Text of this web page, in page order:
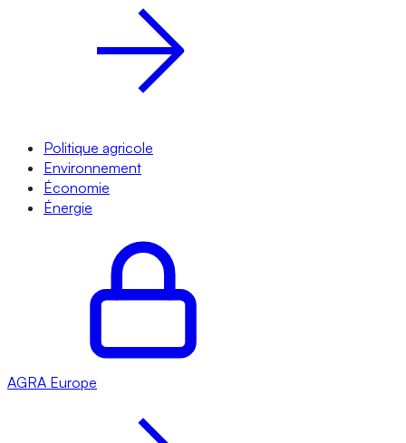
Politique agricole
Environnement
Économie
Énergie
AGRA Europe